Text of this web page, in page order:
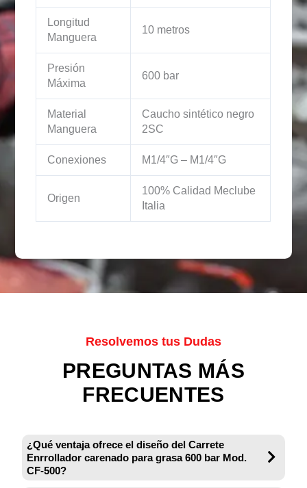
Longitud
Manguera
10 metros
Presión
Máxima
600 bar
Material
Manguera
Caucho sintético negro
2SC
Conexiones M1/4″G – M1/4″G
Origen
100% Calidad Meclube
Italia
¿Qué ventaja ofrece el diseño del Carrete
Enrrollador carenado para grasa 600 bar Mod.
CF-500?
Resolvemos tus Dudas
PREGUNTAS MÁS
FRECUENTES